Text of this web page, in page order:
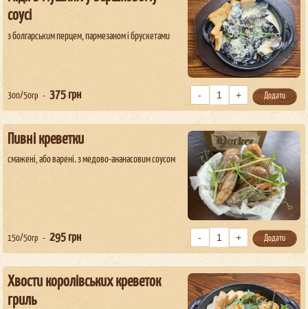
соусі
з болгарським перцем, пармезаном і брускетами
300/50гр 375 грн Додати
Пивні креветки
смажені, або варені. з медово-ананасовим соусом
150/50гр 295 грн Додати
Хвости королівських креветок
гриль